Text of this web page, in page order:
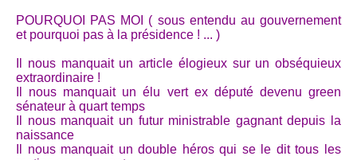
POURQUOI PAS MOI ( sous entendu au gouvernement
et pourquoi pas à la présidence ! ... )
Il nous manquait un article élogieux sur un obséquieux
extraordinaire !
Il nous manquait un élu vert ex député devenu green
sénateur à quart temps
Il nous manquait un futur ministrable gagnant depuis la
naissance
Il nous manquait un double héros qui se le dit tous les